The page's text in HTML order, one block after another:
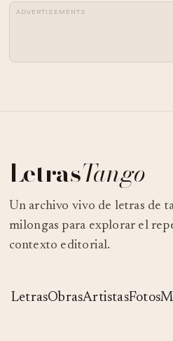
ADVERTISEMENTS
LetrasTango
Un archivo vivo de letras de
milongas para explorar el
contexto editorial.
LetrasObrasArtistasFotos